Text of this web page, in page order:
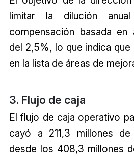
limitar la dilución
compensación basada
del 2,5%, lo que indica
en la lista de áreas de
3. Flujo de caja
El flujo de caja operativo
cayó a 211,3 millones
desde los 408,3 millones